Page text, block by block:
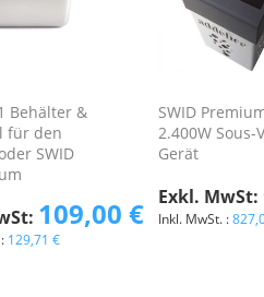
Behälter &
für den
SWID
129,71 €
109,00 €
SWID
2.400W Sous-
Gerät